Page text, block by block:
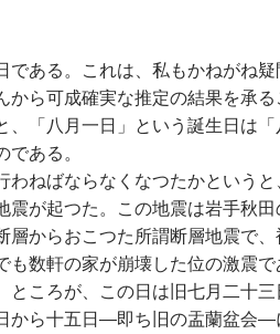
ある。これは、私もかねがね疑
から可成確実な推定の結果を承
、「八月一日」という誕生日は
である。
ねばならなくなつたかというと
震が起つた。この地震は岩手秋
層からおこつた所謂断層地震で
も数軒の家が崩壊した位の激震
ところが、この日は旧七月二十
から十五日―即ち旧の盂蘭盆会―